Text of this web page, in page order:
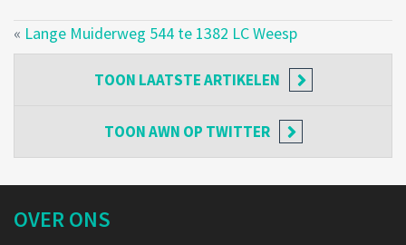
« Lange Muiderweg 544 te 1382 LC Weesp
TOON LAATSTE ARTIKELEN
TOONAWN OP TWITTER
OVER ONS